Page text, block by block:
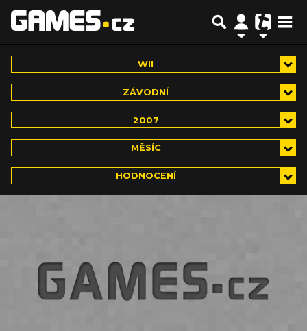
WII
ZÁVODNÍ
2007
MĚSÍC
HODNOCENÍ